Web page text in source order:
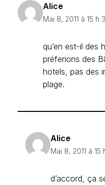
Alice
Mai 8, 2011 à 15 h
qu’en est-il des
préferions des
hotels, pas des
plage.
Alice
Mai 8, 2011 à 15
d’accord, ça